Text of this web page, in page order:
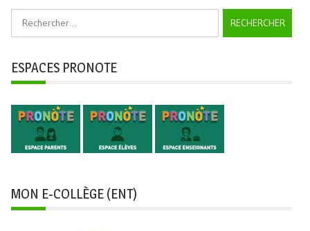
Rechercher :
ESPACES PRONOTE
MON E-COLLÈGE (ENT)